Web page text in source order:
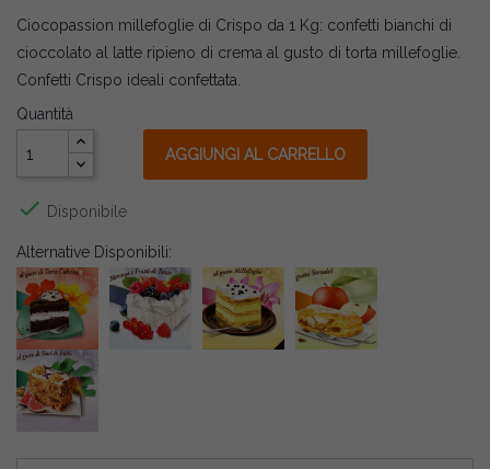
Ciocopassion millefoglie di Crispo da 1 Kg: confetti bianchi di
cioccolato al latte ripieno di crema al gusto di torta millefoglie.
Confetti Crispo ideali confettata.
Quantità
AGGIUNGI AL CARRELLO
 Disponibile
Alternative Disponibili: